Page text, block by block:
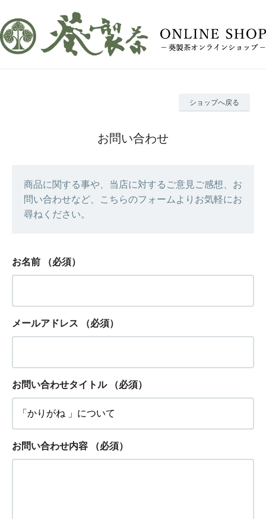
ショップへ戻る
お問い合わせ
商品に関する事や、当店に対するご意見ご感想、お
問い合わせなど、こちらのフォームよりお気軽にお
尋ねください。
お名前 （必須）
メールアドレス （必須）
お問い合わせタイトル （必須）
お問い合わせ内容 （必須）